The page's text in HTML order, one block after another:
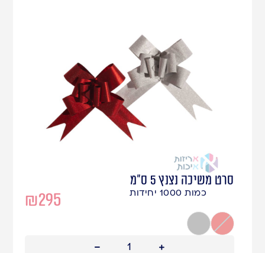
סרט משיכה נצנץ 5 ס"מ
₪295 כמות 1000 יחידות
אדום כסף